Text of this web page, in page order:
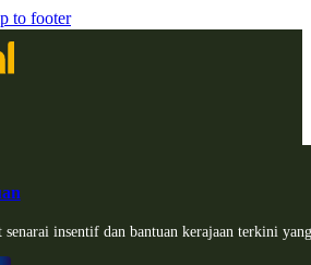
to footer
insentif dan bantuan kerajaan terkini